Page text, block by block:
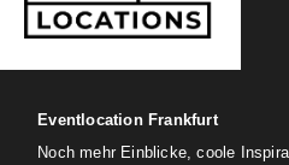
Eventlocation Frankfurt
Noch mehr Einblicke, coole